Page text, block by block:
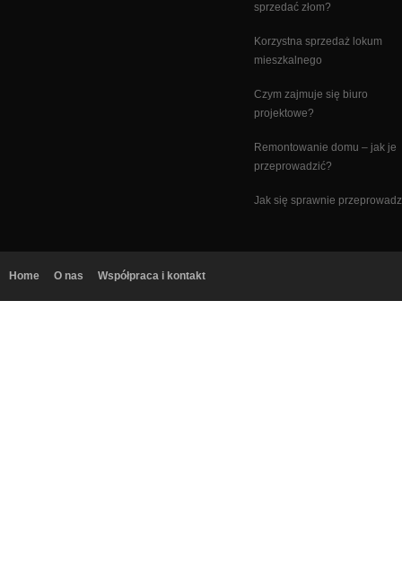
sprzedać złom?
Korzystna sprzedaż lokum
mieszkalnego
Czym zajmuje się biuro
projektowe?
Remontowanie domu – jak je
przeprowadzić?
Jak się sprawnie
Home O nas Współpraca i kontakt